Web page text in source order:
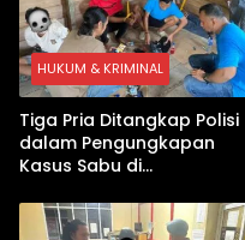
HUKUM & KRIMINAL
Tiga Pria Ditangkap Polisi
dalam Pengungkapan
Kasus Sabu di
Digital hingga Bong Disita